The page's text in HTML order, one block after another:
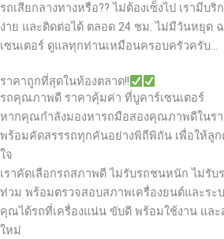
รถเสียกลางทางหรือ?? ไม่ต้องเซ็งไป เรามีบ
ง่าย และติดต่อได้ ตลอด 24 ชม. ไม่มีวันหยุด
เซนเตอร์ ดูแลทุกท่านเหมือนครอบครัวครับ…
ราคาถูกที่สุดในท้องตลาด!!
รถคุณภาพดี ราคาคุ้มค่า ที่บูคาร์เซนเตอร์
หากคุณกำลังมองหารถมือสองคุณภาพดีในรา
พร้อมคัดสรรรถทุกคันอย่างพิถีพิถัน เพื่อให้ลู
ใจ
เราคัดเลือกรถสภาพดี ไม่รับรถชนหนัก ไม่รับ
ท่วม พร้อมตรวจสอบสภาพเครื่องยนต์และร
คุณได้รถที่เครื่องแน่น ขับดี พร้อมใช้งาน แล
ใหม่